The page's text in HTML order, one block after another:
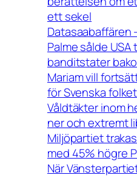
ett sekel
Datasaabaffären
Palme sålde
banditstater
Mariam vill
för Svenska
Våldtäkter inom
ner och extremt
Miljöpartiet
med 45% högre
När